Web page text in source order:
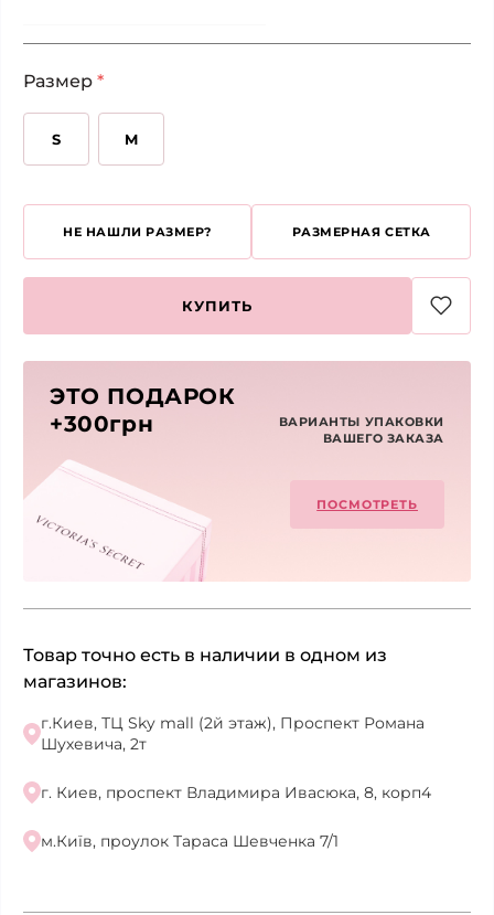
Размер *
S M
НЕ НАШЛИ РАЗМЕР? РАЗМЕРНАЯ СЕТКА
КУПИТЬ
ЭТО ПОДАРОК
+300грн
ВАРИАНТЫ УПАКОВКИ
ВАШЕГО ЗАКАЗА
ПОСМОТРЕТЬ
Товар точно есть в наличии в одном из
магазинов:
г.Киев, ТЦ Sky mall (2й этаж), Проспект Романа
Шухевича, 2т
г. Киев, проспект Владимира Ивасюка, 8, корп4
м.Київ, проулок Тараса Шевченка 7/1